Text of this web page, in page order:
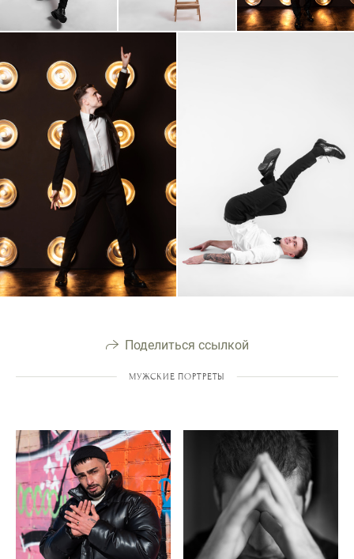
Поделиться ссылкой
МУЖСКИЕ ПОРТРЕТЫ